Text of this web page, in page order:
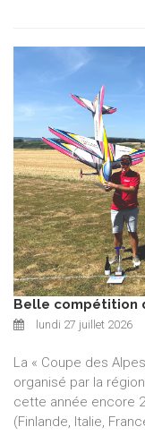
Belle compétition
lundi 27 juillet 2026
La « Coupe des
organisé par la
cette année encore
(Finlande, Italie,